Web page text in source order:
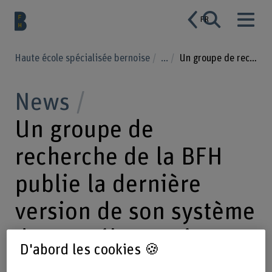
FR
Haute école spécialisée bernoise ... Un groupe de recherche de la BFH publie la dernière version de son système de vote électronique
News
Un groupe de
recherche de la BFH
publie la dernière
version de son système
de vote électronique
D'abord les cookies 🍪